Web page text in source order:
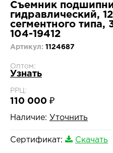
Съемник
гидравлический,
сегментного
104-19412
Артикул: 1124687
Оптом:
Узнать
РРЦ:
110 000 ₽
Наличие: Уточнить
Сертификат: Скачать